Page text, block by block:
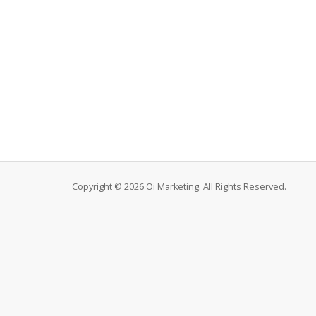
Copyright © 2026 Oi Marketing. All Rights Reserved.